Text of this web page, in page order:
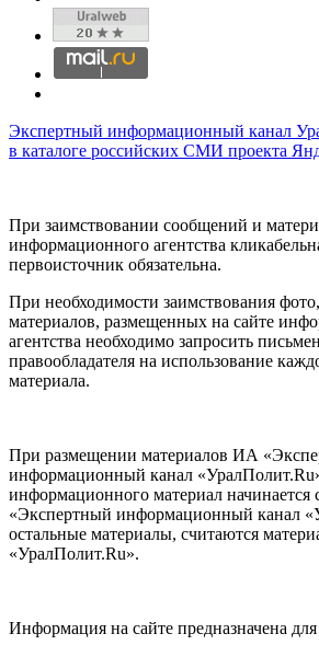
Экспертный информационный канал
в каталоге российских СМИ проекта
При заимствовании сообщений и
информационного агентства
первоисточник обязательна.
При необходимости заимствования
материалов, размещенных на сайте
агентства необходимо запросить
правообладателя на использование
материала.
При размещении материалов ИА
информационный канал
информационного материал начинается
«Экспертный информационный канал
остальные материалы, считаются
«УралПолит.Ru».
Информация на сайте предназначена